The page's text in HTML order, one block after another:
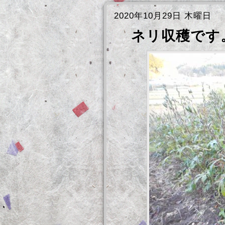
2020年10月29日 木曜日
ネリ収穫です